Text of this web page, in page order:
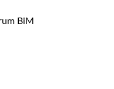
BiM